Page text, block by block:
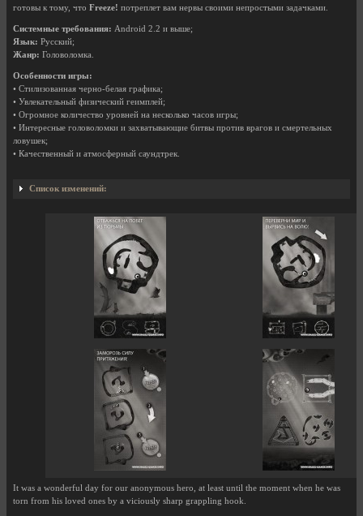
готовы к тому, что Freeze! потреплет вам нервы своими непростыми задачками.
Системные требования: Android 2.2 и выше;
Язык: Русский;
Жанр: Головоломка.
Особенности игры:
• Стилизованная черно-белая графика;
• Увлекательный физический геимплей;
• Огромное количество уровней на несколько часов игры;
• Интересные головоломки и захватывающие битвы против врагов и смертельных
ловушек;
• Качественный и атмосферный саундтрек.
Список изменений:
It was a wonderful day for our anonymous hero, at least until the moment when he was
torn from his loved ones by a viciously sharp grappling hook.